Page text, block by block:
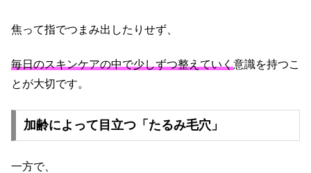
焦って指でつまみ出したりせず、
毎日のスキンケアの中で少しずつ整えていく意識を持つこ
とが大切です。
加齢によって目立つ「たるみ毛穴」
一方で、